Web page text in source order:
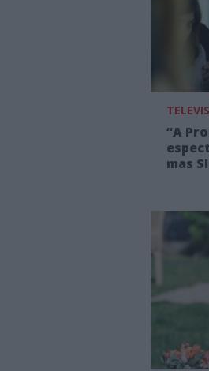
“A
mas